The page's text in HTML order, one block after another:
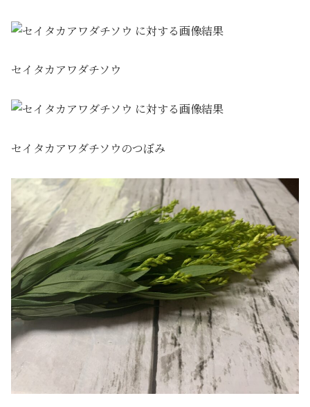
セイタカアワダチソウ
セイタカアワダチソウのつぼみ